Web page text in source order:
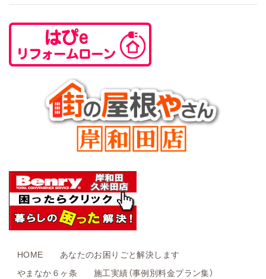
HOME
あなたのお困りごと解決します
やまなか６ヶ条
施工実績（事例別料金プラン集）